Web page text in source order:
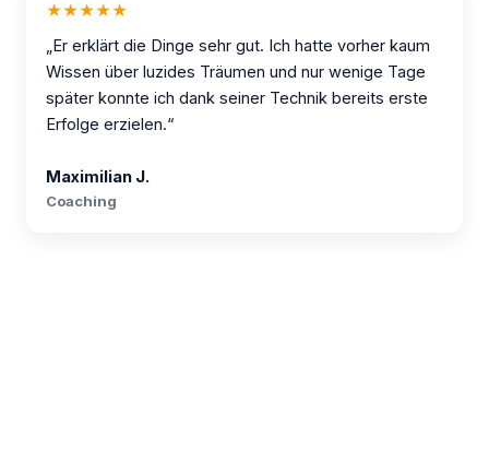
★★★★★
„Er erklärt die Dinge sehr gut. Ich hatte vorher kaum
Wissen über luzides Träumen und nur wenige Tage
später konnte ich dank seiner Technik bereits erste
Erfolge erzielen.“
Maximilian J.
Coaching